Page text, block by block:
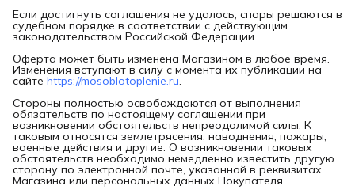
Если достигнуть соглашения не удалось, споры решаются в
судебном порядке в соответствии с действующим
законодательством Российской Федерации.
Оферта может быть изменена Магазином в любое время.
Изменения вступают в силу с момента их публикации на
сайте https://mosoblotoplenie.ru.
Стороны полностью освобождаются от выполнения
обязательств по настоящему соглашении при
возникновении обстоятельств непреодолимой силы. К
таковым относятся землетрясения, наводнения, пожары,
военные действия и другие. О возникновении таковых
обстоятельств необходимо немедленно известить другую
сторону по электронной почте, указанной в реквизитах
Магазина или персональных данных Покупателя.